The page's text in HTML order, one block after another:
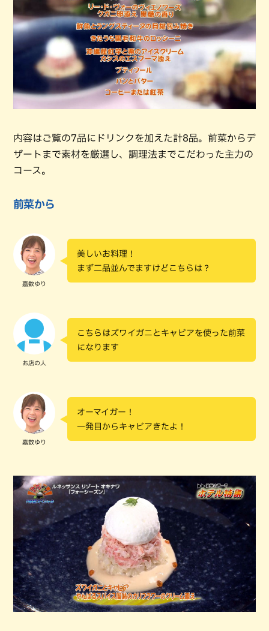
内容はご覧の7品にドリンクを加えた計8品。前菜からデ
ザートまで素材を厳選し、調理法までこだわった主力の
コース。
前菜から
嘉数ゆり
美しいお料理！
まず二品並んでますけどこちらは？
お店の人
こちらはズワイガニとキャビアを使った前菜
になります
嘉数ゆり
オーマイガー！
一発目からキャビアきたよ！